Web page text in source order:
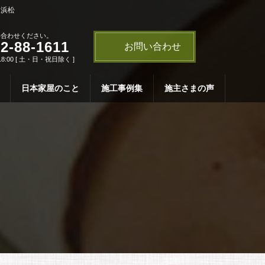
松
わせください。
88-1611
[ 土・日・祝日除く ]
お問い合わせ
日本家屋のこと 施工事例集 施主さまの声